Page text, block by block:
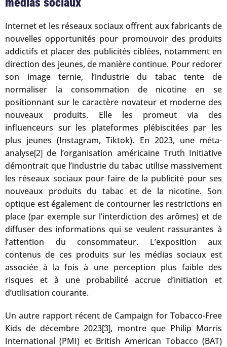
Internet et les réseaux sociaux offrent aux fabricants de
nouvelles opportunités pour promouvoir des produits
addictifs et placer des publicités ciblées, notamment en
direction des jeunes, de manière continue. Pour redorer
son image ternie, l’industrie du tabac tente de
normaliser la consommation de nicotine en se
positionnant sur le caractère novateur et moderne des
nouveaux produits. Elle les promeut via des
influenceurs sur les plateformes plébiscitées par les
plus jeunes (Instagram, Tiktok). En 2023, une méta-
analyse[2] de l’organisation américaine Truth Initiative
démontrait que l’industrie du tabac utilise massivement
les réseaux sociaux pour faire de la publicité pour ses
nouveaux produits du tabac et de la nicotine. Son
optique est également de contourner les restrictions en
place (par exemple sur l’interdiction des arômes) et de
diffuser des informations qui se veulent rassurantes à
l’attention du consommateur. L’exposition aux
contenus de ces produits sur les médias sociaux est
associée à la fois à une perception plus faible des
risques et à une probabilité accrue d’initiation et
d’utilisation courante.
Un autre rapport récent de Campaign for Tobacco-Free
Kids de décembre 2023[3], montre que Philip Morris
International (PMI) et British American Tobacco (BAT)